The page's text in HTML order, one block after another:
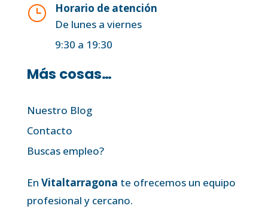
}
Horario de atención
De lunes a viernes
9:30 a 19:30
Más cosas…
Nuestro Blog
Contacto
Buscas empleo?
En Vitaltarragona te ofrecemos un equipo
profesional y cercano.